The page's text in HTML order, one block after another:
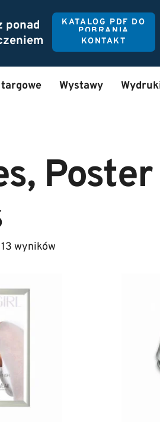
ponad
KATALOG PDF DO
POBRANIA
KONTAKT
Wystawy
wyników